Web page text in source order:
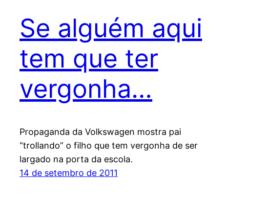
Se alguém aqui
tem que ter
vergonha…
Propaganda da Volkswagen mostra pai
“trollando” o filho que tem vergonha de ser
largado na porta da escola.
14 de setembro de 2011